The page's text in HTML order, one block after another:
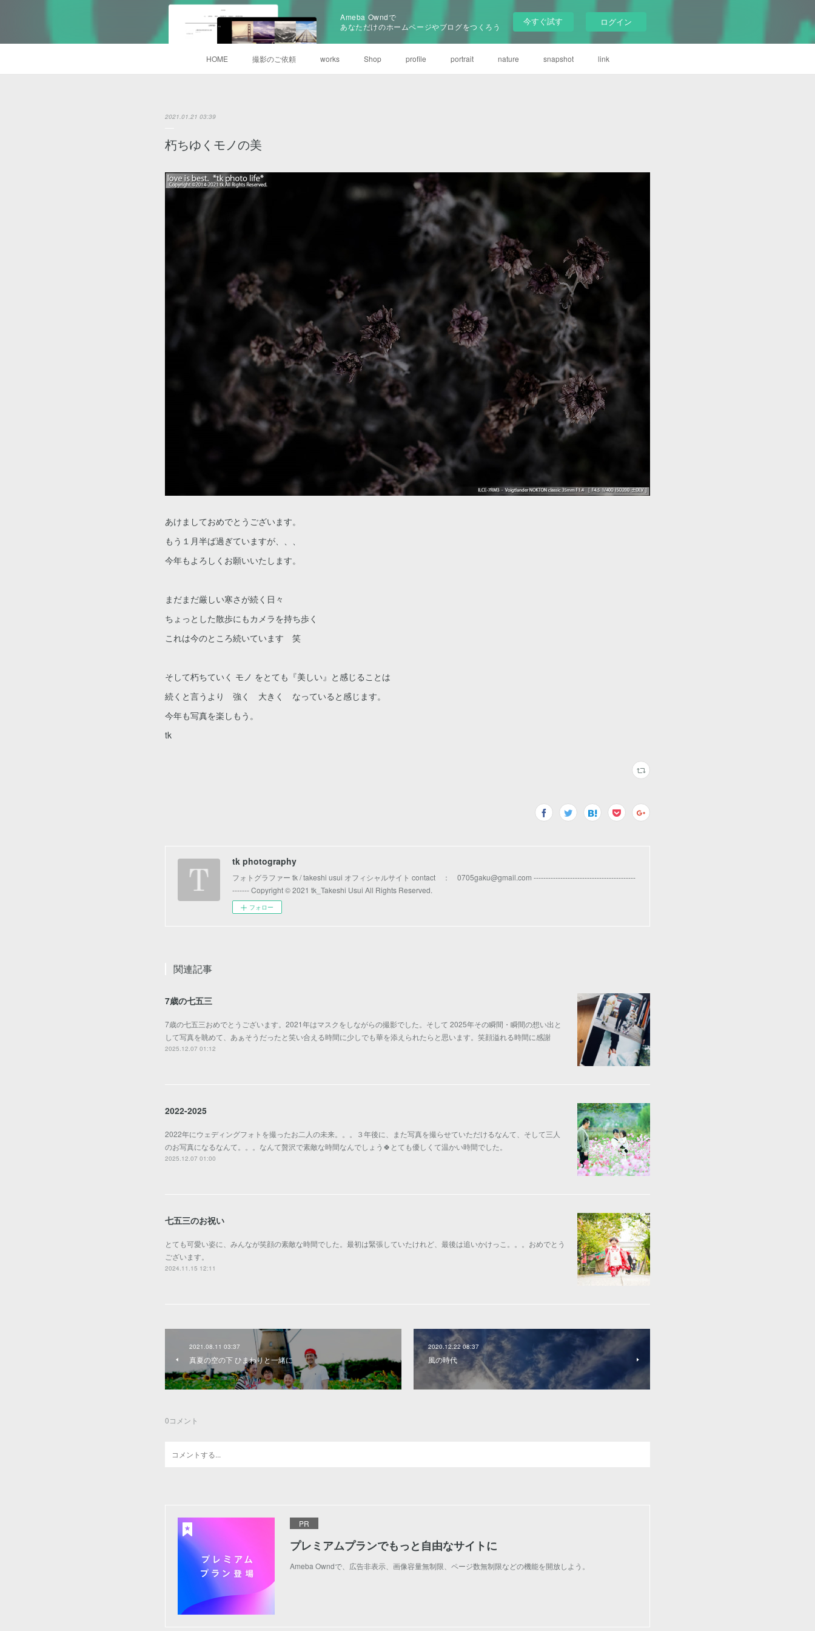
Ameba Owndで
あなただけのホームページやブログをつくろう
今すぐ試す ログイン
HOME 撮影のご依頼 works Shop profile portrait nature snapshot link
2021.01.21 03:39
朽ちゆくモノの美
あけましておめでとうございます。
もう１月半ば過ぎていますが、、、
今年もよろしくお願いいたします。
まだまだ厳しい寒さが続く日々
ちょっとした散歩にもカメラを持ち歩く
これは今のところ続いています 笑
そして朽ちていく モノ をとても『美しい』と感じることは
続くと言うより 強く 大きく なっていると感じます。
今年も写真を楽しもう。
tk
tk photography
フォトグラファー tk / takeshi usui オフィシャルサイト contact ： 0705gaku@gmail.com ------------------------------------------
------- Copyright © 2021 tk_Takeshi Usui All Rights Reserved.
フォロー
関連記事
7歳の七五三
7歳の七五三おめでとうございます。2021年はマスクをしながらの撮影でした。そして 2025年その瞬間・瞬間の想い出と
して写真を眺めて、あぁそうだったと笑い合える時間に少しでも華を添えられたらと思います。笑顔溢れる時間に感謝
2025.12.07 01:12
2022-2025
2022年にウェディングフォトを撮ったお二人の未来。。。３年後に、また写真を撮らせていただけるなんて、そして三人
のお写真になるなんて。。。なんて贅沢で素敵な時間なんでしょう🍀とても優しくて温かい時間でした。
2025.12.07 01:00
七五三のお祝い
とても可愛い姿に、みんなが笑顔の素敵な時間でした。最初は緊張していたけれど、最後は追いかけっこ。。。おめでとう
ございます。
2024.11.15 12:11
2021.08.11 03:37
真夏の空の下 ひまわりと一緒に
2020.12.22 08:37
風の時代
0コメント
PR
プレミアムプランでもっと自由なサイトに
Ameba Owndで、広告非表示、画像容量無制限、ページ数無制限などの機能を開放しよう。